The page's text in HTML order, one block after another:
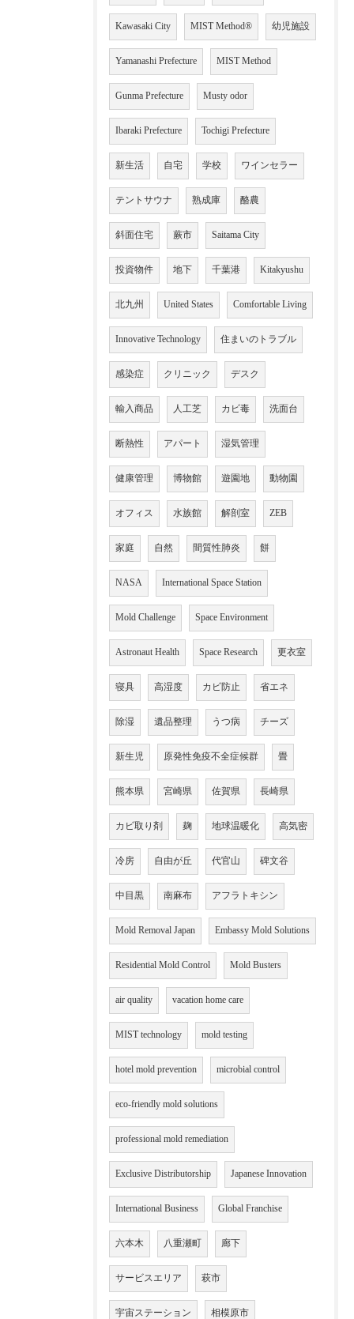
Kawasaki City MIST Method® 幼児施設
Yamanashi Prefecture MIST Method
Gunma Prefecture Musty odor
Ibaraki Prefecture Tochigi Prefecture
新生活 自宅 学校 ワインセラー
テントサウナ 熟成庫 酪農
斜面住宅 蕨市 Saitama City
投資物件 地下 千葉港 Kitakyushu
北九州 United States Comfortable Living
Innovative Technology 住まいのトラブル
感染症 クリニック デスク
輸入商品 人工芝 カビ毒 洗面台
断熱性 アパート 湿気管理
健康管理 博物館 遊園地 動物園
オフィス 水族館 解剖室 ZEB
家庭 自然 間質性肺炎 餅
NASA International Space Station
Mold Challenge Space Environment
Astronaut Health Space Research 更衣室
寝具 高湿度 カビ防止 省エネ
除湿 遺品整理 うつ病 チーズ
新生児 原発性免疫不全症候群 畳
熊本県 宮崎県 佐賀県 長崎県
カビ取り剤 麹 地球温暖化 高気密
冷房 自由が丘 代官山 碑文谷
中目黒 南麻布 アフラトキシン
Mold Removal Japan Embassy Mold Solutions
Residential Mold Control Mold Busters
air quality vacation home care
MIST technology mold testing
hotel mold prevention microbial control
eco-friendly mold solutions
professional mold remediation
Exclusive Distributorship Japanese Innovation
International Business Global Franchise
六本木 八重瀬町 廊下
サービスエリア 萩市
宇宙ステーション 相模原市